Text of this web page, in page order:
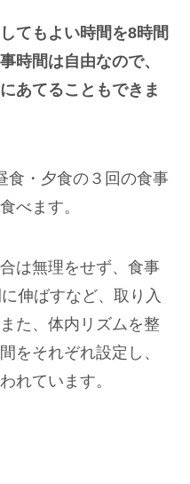
てもよい時間を8時間
時間は自由なので、
あてることもできま
食・夕食の３回の食事
べます。
は無理をせず、食事
伸ばすなど、取り入
た、体内リズムを整
をそれぞれ設定し、
れています。